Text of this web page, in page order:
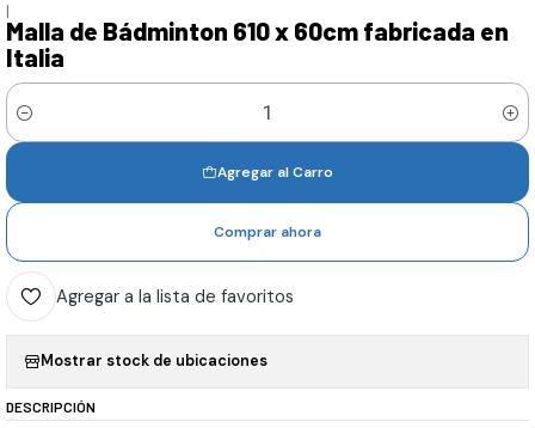
|
Malla de Bádminton 610 x 60cm fabricada en
Italia
Cantidad
Agregar al Carro
Comprar ahora
Agregar a la lista de favoritos
Mostrar stock de ubicaciones
DESCRIPCIÓN